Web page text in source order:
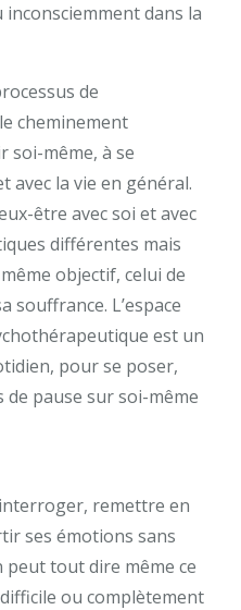
dans la
de
cheminement
soi-même, à se
avec la vie en général.
être avec soi et avec
différentes mais
objectif, celui de
souffrance. L’espace
est un
pour se poser,
pause sur soi-même
remettre en
ses émotions sans
peut tout dire même ce
ou complètement